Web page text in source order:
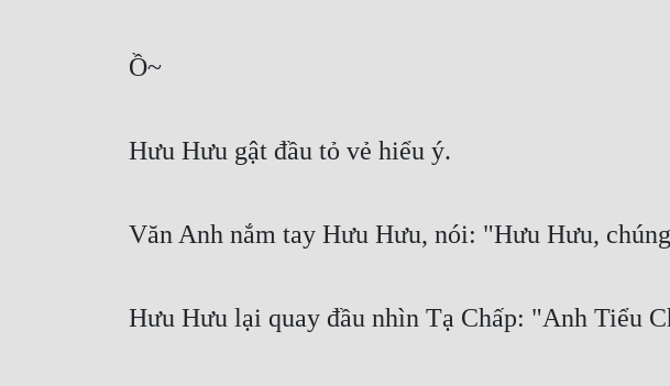
Ồ~
Hưu Hưu gật đầu tỏ vẻ hiểu ý.
Văn Anh nắm tay Hưu Hưu, nói: "Hưu Hưu,
Hưu Hưu lại quay đầu nhìn Tạ Chấp: "Anh Tiểu